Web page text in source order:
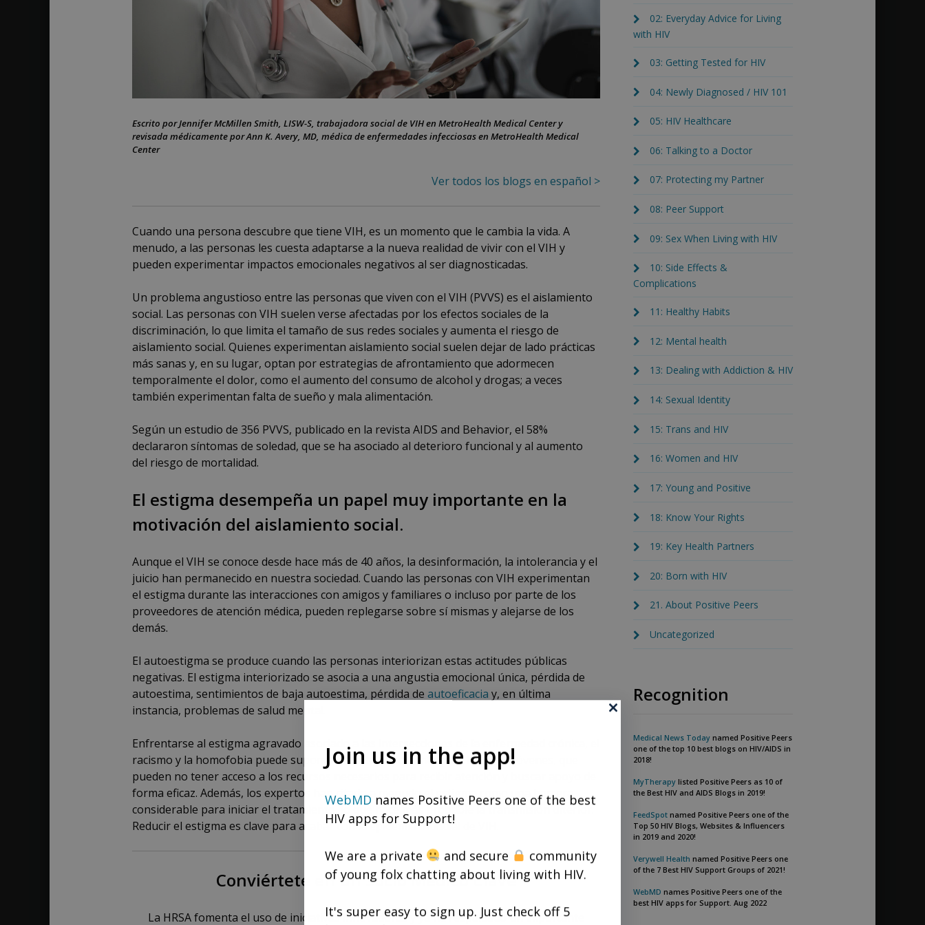
McMillen
Smith
Escrito por Jennifer McMillen Smith, LISW-S, trabajadora social de VIH en MetroHealth Medical Center y
revisada médicamente por Ann K. Avery, MD, médica de enfermedades infecciosas en MetroHealth Medical
Center
Ver todos los blogs en español >
Cuando una persona descubre que tiene VIH, es un momento que le cambia la vida. A
menudo, a las personas les cuesta adaptarse a la nueva realidad de vivir con el VIH y
pueden experimentar impactos emocionales negativos al ser diagnosticadas.
Un problema angustioso entre las personas que viven con el VIH (PVVS) es el aislamiento
social. Las personas con VIH suelen verse afectadas por los efectos sociales de la
discriminación, lo que limita el tamaño de sus redes sociales y aumenta el riesgo de
aislamiento social. Quienes experimentan aislamiento social suelen dejar de lado prácticas
más sanas y, en su lugar, optan por estrategias de afrontamiento que adormecen
temporalmente el dolor, como el aumento del consumo de alcohol y drogas; a veces
también experimentan falta de sueño y mala alimentación.
Según un estudio de 356 PVVS, publicado en la revista AIDS and Behavior, el 58%
declararon síntomas de soledad, que se ha asociado al deterioro funcional y al aumento
del riesgo de mortalidad.
El estigma desempeña un papel muy importante en la
motivación del aislamiento social.
Aunque el VIH se conoce desde hace más de 40 años, la desinformación, la intolerancia y el
juicio han permanecido en nuestra sociedad. Cuando las personas con VIH experimentan
el estigma durante las interacciones con amigos y familiares o incluso por parte de los
proveedores de atención médica, pueden replegarse sobre sí mismas y alejarse de los
demás.
El autoestigma se produce cuando las personas interiorizan estas actitudes públicas
negativas. El estigma interiorizado se asocia a una angustia emocional única, pérdida de
autoestima, sentimientos de baja autoestima, pérdida de autoeficacia y, en última
instancia, problemas de salud mental.
Enfrentarse al estigma agravado asociado a las intersecciones de la enfermedad crónica, el
racismo y la homofobia puede suponer un reto importante para las PVVS jóvenes, que
pueden no tener acceso a los recursos necesarios para recibir atención y buscar apoyo de
forma eficaz. Además, los expertos han citado a menudo el estigma como una barrera
considerable para iniciar el tratamiento, lo que hace más probable la transmisión ulterior.
Reducir el estigma es clave para acabar con la epidemia mundial de VIH.
Conviértete en un Socio Médico Clave
La HRSA fomenta el uso de iniciativas innovadoras y ya ha respaldado un importante
02: Everyday Advice for Living
with HIV
03: Getting Tested for HIV
04: Newly Diagnosed / HIV 101
05: HIV Healthcare
06: Talking to a Doctor
07: Protecting my Partner
08: Peer Support
09: Sex When Living with HIV
10: Side Effects &
Complications
11: Healthy Habits
12: Mental health
13: Dealing with Addiction & HIV
14: Sexual Identity
15: Trans and HIV
16: Women and HIV
17: Young and Positive
18: Know Your Rights
19: Key Health Partners
20: Born with HIV
21. About Positive Peers
Uncategorized
Recognition
Medical News Today named Positive Peers
one of the top 10 best blogs on HIV/AIDS in
2018!
MyTherapy listed Positive Peers as 10 of
the Best HIV and AIDS Blogs in 2019!
FeedSpot named Positive Peers one of the
Top 50 HIV Blogs, Websites & Influencers
in 2019 and 2020!
Verywell Health named Positive Peers one
of the 7 Best HIV Support Groups of 2021!
WebMD names Positive Peers one of the
best HIV apps for Support. Aug 2022
Join us in the app!
WebMD names Positive Peers one of the best
HIV apps for Support!
We are a private and secure
community
of young folx chatting about living with HIV.
It's super easy to sign up. Just check off 5